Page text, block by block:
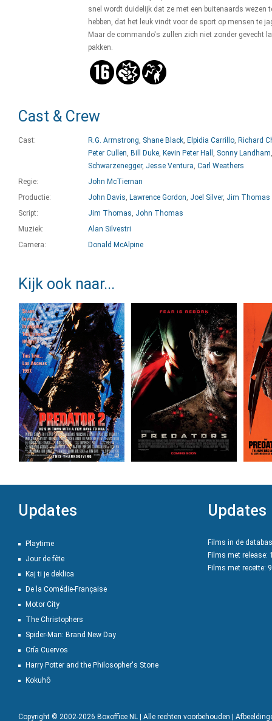
snel wordt duidelijk dat ze met een buitenaards wezen
hebben, dat het leuk vindt voor de sport op mensen te
Maar de commando's zullen zich niet zonder gevecht
pakken.
Cast & Crew
Cast: R.G. Armstrong, Shane Black, Elpidia Carrillo, Richard
Peter Cullen, Bill Duke, Kevin Peter Hall , Sonny Landham
Schwarzenegger, Jesse Ventura, Carl Weathers
Regie:
John McTiernan
Productie:
John Davis, Lawrence Gordon, Joel Silver, Jim Thomas
Script:
Jim Thomas, John Thomas
Muziek:
Alan Silvestri
Camera:
Donald McAlpine
Kijk ook naar...
Updates
Playtime
Jour de fête
Kaj ti je deklica
De la Comédie-Française
Motor City
The Christophers
Spider-Man: Brand New Day
Cría Cuervos
Harry Potter and the Philosopher's Stone
Kokuhô
Updates
Films in de
Films met release:
Films met recette:
Copyright © 2002-2026 Boxoffice NL | Alle rechten voorbehouden |